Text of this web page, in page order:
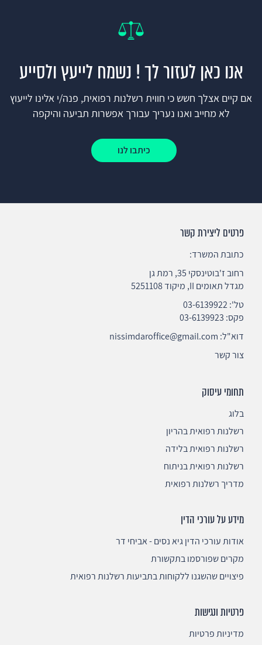
אנו כאן לעזור לך ! נשמח לייעץ ולסייע
אם קיים אצלך חשש כי חווית רשלנות רפואית, פנה/י אלינו לייעוץ
לא מחייב ואנו נעריך עבורך אפשרות תביעה והיקפה
כיתבו לנו
פרטים ליצירת קשר
כתובת המשרד:
רחוב ז'בוטינסקי 35, רמת גן
מגדל תאומים II, מיקוד 5251108
טל':03-6139922
פקס: 03-6139923
דוא"ל: nissimdaroffice@gmail.com
צור קשר
תחומי עיסוק
בלוג
רשלנות רפואית בהריון
רשלנות רפואית בלידה
רשלנות רפואית בניתוח
מדריך רשלנות רפואית
מידע על עורכי הדין
אודות עורכי הדין גיא נסים - אביחי דר
מקרים שפורסמו בתקשורת
פיצויים שהשגנו ללקוחות בתביעות רשלנות רפואית
פרטיות ונגישות
מדיניות פרטיות